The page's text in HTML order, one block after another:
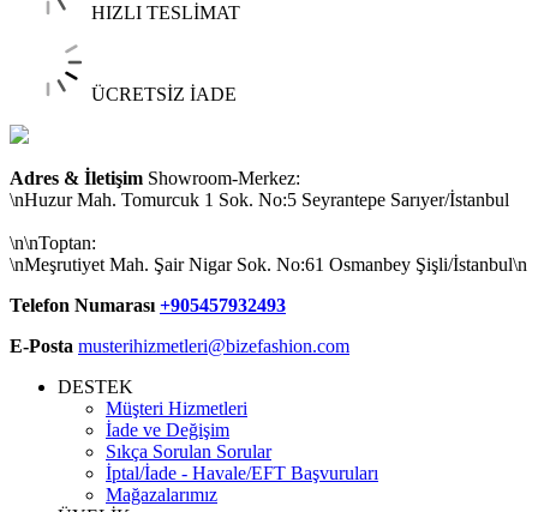
HIZLI TESLİMAT
ÜCRETSİZ İADE
Adres & İletişim Showroom-Merkez:
\nHuzur Mah. Tomurcuk 1 Sok. No:5 Seyrantepe Sarıyer/İstanbul
\n\nToptan:
\nMeşrutiyet Mah. Şair Nigar Sok. No:61 Osmanbey Şişli/İstanbul\n
Telefon Numarası +905457932493
E-Posta musterihizmetleri@bizefashion.com
DESTEK
Müşteri Hizmetleri
İade ve Değişim
Sıkça Sorulan Sorular
İptal/İade - Havale/EFT Başvuruları
Mağazalarımız